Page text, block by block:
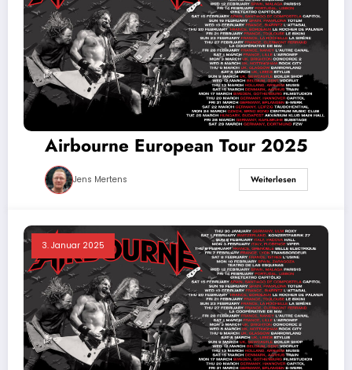
Airbourne European Tour 2025
Jens Mertens Weiterlesen
3. Januar 2025